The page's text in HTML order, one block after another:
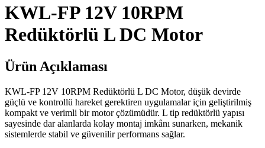
KWL-FP 12V 10RPM
Redüktörlü L DC Motor
Ürün Açıklaması
KWL-FP 12V 10RPM Redüktörlü L DC Motor, düşük devirde
güçlü ve kontrollü hareket gerektiren uygulamalar için geliştirilmiş
kompakt ve verimli bir motor çözümüdür. L tip redüktörlü yapısı
sayesinde dar alanlarda kolay montaj imkânı sunarken, mekanik
sistemlerde stabil ve güvenilir performans sağlar.